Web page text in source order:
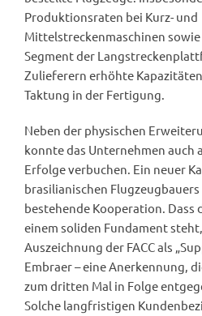
Produktionsraten bei Kurz- und
Mittelstreckenmaschinen
Segment der
Zulieferern erhöhte
Taktung in der Fertigung.
Neben der physischen
konnte das Unternehmen auch
Erfolge verbuchen. Ein neuer
brasilianischen
bestehende Kooperation. Dass
einem soliden Fundament
Auszeichnung der FACC als
Embraer – eine Anerkennung,
zum dritten Mal in Folge
Solche langfristigen